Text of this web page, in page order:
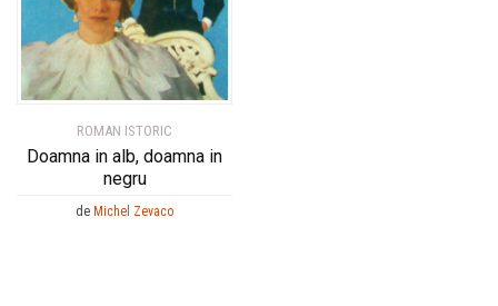
ROMAN ISTORIC
Doamna in alb, doamna in
negru
de Michel Zevaco